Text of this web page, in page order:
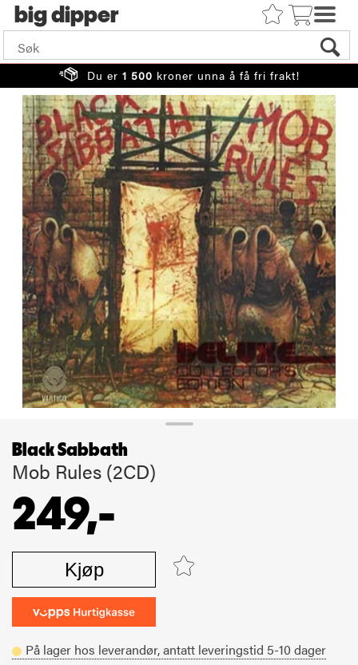
big
Du er 1 500 kroner unna å få fri frakt!
Black Sabbath
Mob Rules (2CD)
249,-
Kjøp
På lager hos leverandør,antatt leveringstid 5-10 dager